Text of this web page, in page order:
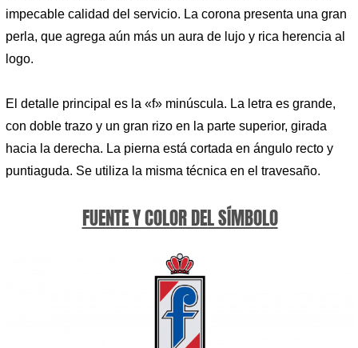
impecable calidad del servicio. La corona presenta una gran
perla, que agrega aún más un aura de lujo y rica herencia al
logo.
El detalle principal es la «f» minúscula. La letra es grande,
con doble trazo y un gran rizo en la parte superior, girada
hacia la derecha. La pierna está cortada en ángulo recto y
puntiaguda. Se utiliza la misma técnica en el travesaño.
FUENTE Y COLOR DEL SÍMBOLO